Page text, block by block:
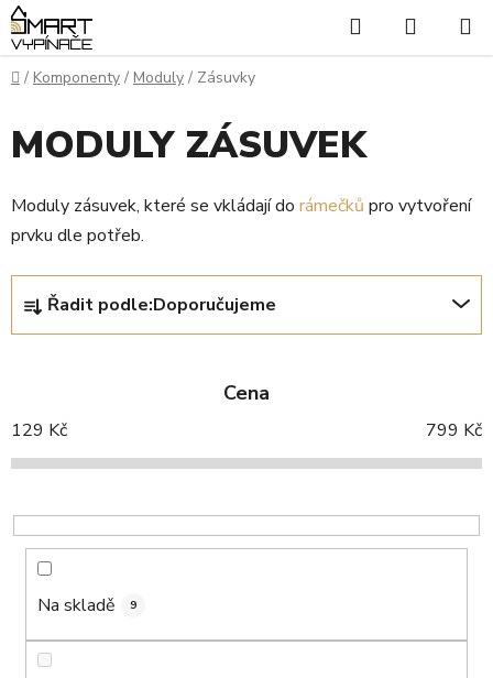
Přejít
na
obsah
Hledat
KOŠÍK
Domů
/ Komponenty / Moduly / Zásuvky
MODULY ZÁSUVEK
Moduly zásuvek, které se vkládají do rámečků pro vytvoření
prvku dle potřeb.
Ř
z
í
p
o
d
Řadit podle:Doporučujeme
Cena
129 Kč 799 Kč
Na skladě 9